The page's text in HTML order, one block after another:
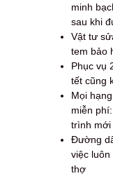
minh
sau khi
Vật tư
tem bảo
Phục vụ
tết cũng
Mọi
miễn
trình mới
Đường
việc
thợ